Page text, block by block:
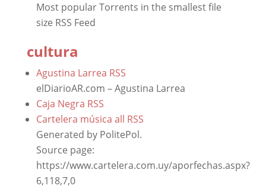
Most popular Torrents in the smallest file
size RSS Feed
cultura
Agustina Larrea RSS
elDiarioAR.com – Agustina Larrea
Caja Negra RSS
Cartelera música all RSS
Generated by PolitePol.
Source page:
https://www.cartelera.com.uy/aporfechas.aspx?
6,118,7,0